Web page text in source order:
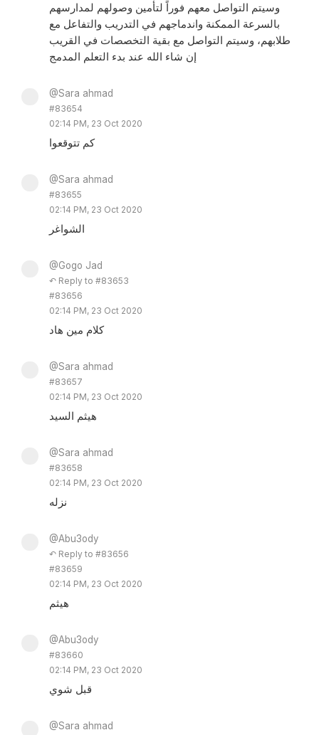
وسيتم التواصل معهم فوراً لتأمين وصولهم لمدارسهم
بالسرعة الممكنة واندماجهم في التدريب والتفاعل مع
طلابهم، وسيتم التواصل مع بقية التخصصات في القريب
إن شاء الله عند بدء التعلم المدمج
@Sara ahmad
#83654
02:14 PM, 23 Oct 2020
كم تتوقعوا
@Sara ahmad
#83655
02:14 PM, 23 Oct 2020
الشواغر
@Gogo Jad
↶ Reply to #83653
#83656
02:14 PM, 23 Oct 2020
كلام مين هاد
@Sara ahmad
#83657
02:14 PM, 23 Oct 2020
هيثم السيد
@Sara ahmad
#83658
02:14 PM, 23 Oct 2020
نزله
@Abu3ody
↶ Reply to #83656
#83659
02:14 PM, 23 Oct 2020
هيثم
@Abu3ody
#83660
02:14 PM, 23 Oct 2020
قبل شوي
@Sara ahmad